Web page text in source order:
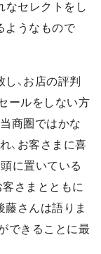
なセレクトをし
ようなもので
、お店の評判
ールをしない方
商圏ではかな
、お客さまに喜
に置いている
さまとともに
藤さんは語りま
できることに最